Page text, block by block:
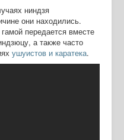
ниндзя
они находились.
передается вместе
а также часто
ушуистов и каратека.